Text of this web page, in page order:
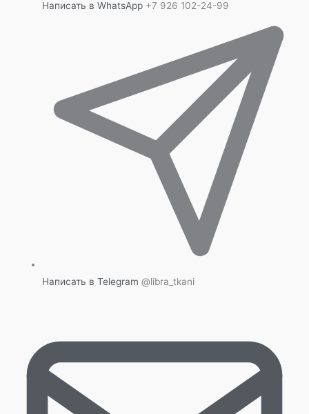
Написать в WhatsApp +7 926 102-24-99
Написать в Telegram @libra_tkani